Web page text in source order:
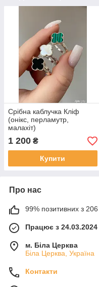
Срібна каблучка Кліф
(онікс, перламутр,
малахіт)
1 200 ₴
Купити
Про нас
99% позитивних з 206
Працює з 24.03.2024
м. Біла Церква
Біла Церква, Україна
Контакти